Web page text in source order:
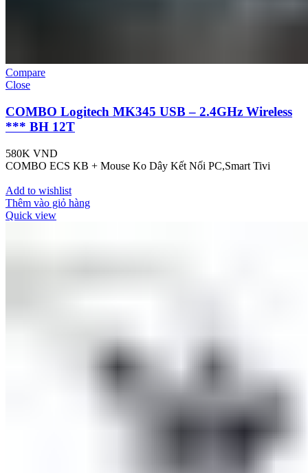
Compare
Close
COMBO Logitech MK345 USB – 2.4GHz Wireless
*** BH 12T
580K VND
COMBO ECS KB + Mouse Ko Dây Kết Nối PC,Smart Tivi
Add to wishlist
Thêm vào giỏ hàng
Quick view